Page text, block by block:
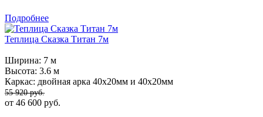
Подробнее
Теплица Сказка Титан 7м
Ширина: 7 м
Высота: 3.6 м
Каркас: двойная арка 40х20мм и 40х20мм
55 920 руб.
от 46 600 руб.